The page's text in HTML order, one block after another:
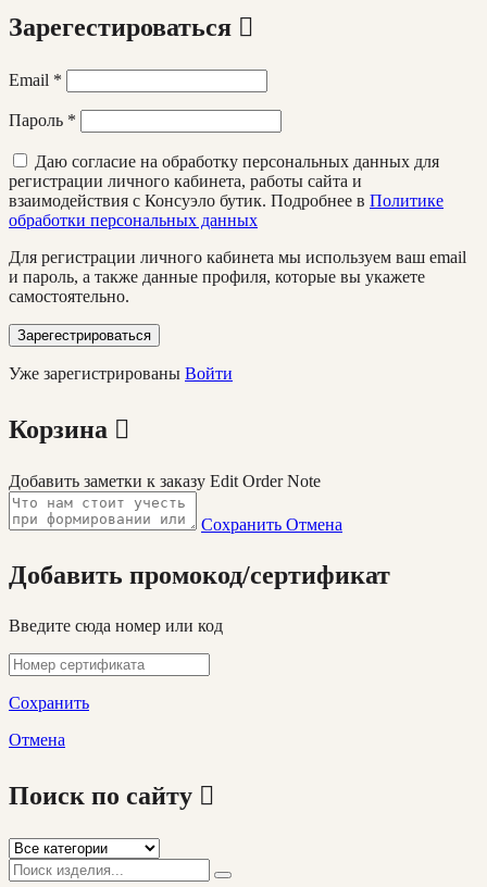
Зарегестироваться
Email *
Пароль *
Даю согласие на обработку персональных данных для
регистрации личного кабинета, работы сайта и
взаимодействия с Консуэло бутик. Подробнее в Политике
обработки персональных данных
Для регистрации личного кабинета мы используем ваш email
и пароль, а также данные профиля, которые вы укажете
самостоятельно.
Зарегестрироваться
Уже зарегистрированы Войти
Корзина
Добавить заметки к заказу Edit Order Note
Сохранить Отмена
Добавить промокод/сертификат
Введите сюда номер или код
Сохранить
Отмена
Поиск по сайту